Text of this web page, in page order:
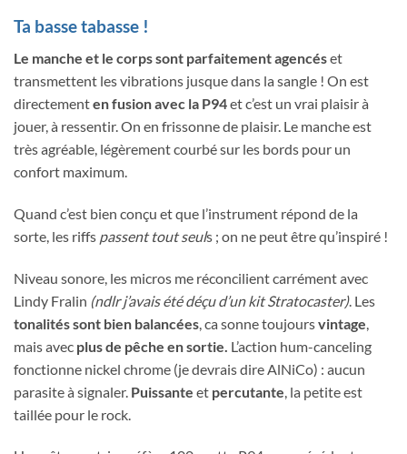
Ta basse tabasse !
Le manche et le corps sont parfaitement agencéset
transmettent les vibrations jusque dans la sangle ! On est
directementen fusion avec la P94et c’est un vrai plaisir à
jouer, à ressentir. On en frissonne de plaisir. Le manche est
très agréable, légèrement courbé sur les bords pour un
confort maximum.
Quand c’est bien conçu et que l’instrument répond de la
sorte, les riffs passent tout seuls ; on ne peut être qu’inspiré !
Niveau sonore, les micros me réconcilient carrément avec
Lindy Fralin (ndlr j’avais été déçu d’un kit Stratocaster). Les
tonalités sont bien balancées , ca sonne toujoursvintage
mais avec plus de pêche en sortie. L’action hum-canceling
fonctionne nickel chrome (je devrais dire AlNiCo) : aucun
parasite à signaler. Puissante et percutante , la petite est
taillée pour le rock.